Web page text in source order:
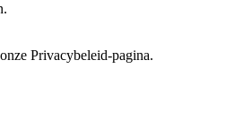
Privacybeleid-pagina.